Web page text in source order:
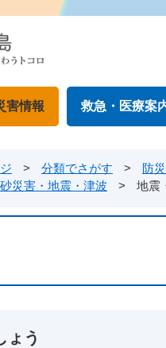
害情報 救急・医療案
> 分類でさがす > 防
災害・地震・津波
> 地震
ょう